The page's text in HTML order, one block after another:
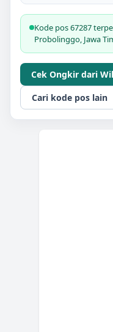
Kode pos 67287
Probolinggo, Jawa
Cek Ongkir dari
Cari kode pos lain